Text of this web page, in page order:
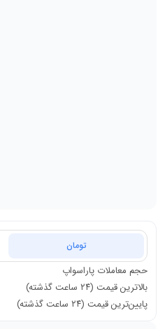
تومان
حجم معاملات پاراسواپ
بالاترین قیمت (۲۴ ساعت گذشته)
پایین‌ترین قیمت (۲۴ ساعت گذشته)